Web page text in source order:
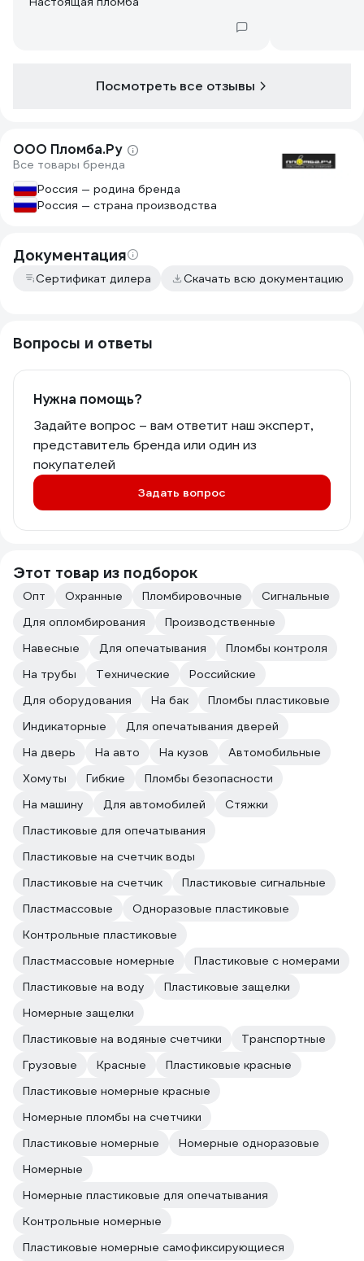
Посмотреть все отзывы
ООО Пломба.Ру
Все товары бренда
Россия — родина бренда
Россия — страна производства
Документация
Сертификат дилера Скачать всю документацию
Вопросы и ответы
Нужна помощь?
Задайте вопрос – вам ответит наш эксперт,
представитель бренда или один из
покупателей
Задать вопрос
Этот товар из подборок
Опт Охранные Пломбировочные
Сигнальные
Для опломбирования
Производственные
Навесные
Для опечатывания
Пломбы контроля
На трубы
Технические
Российские
Для оборудования
На бак
Пломбы пластиковые
Индикаторные
Для опечатывания дверей
На дверь
На авто На кузов
Автомобильные
Хомуты
Гибкие
Пломбы безопасности
На машину
Для автомобилей
Стяжки
Пластиковые для опечатывания
Пластиковые на счетчик воды
Пластиковые на счетчик
Пластиковые сигнальные
Пластмассовые
Одноразовые пластиковые
Контрольные пластиковые
Пластмассовые номерные
Пластиковые с номерами
Пластиковые на воду
Пластиковые защелки
Номерные защелки
Пластиковые на водяные счетчики
Транспортные
Грузовые
Красные
Пластиковые красные
Пластиковые номерные красные
Номерные пломбы на счетчики
Пластиковые номерные
Номерные одноразовые
Номерные
Номерные пластиковые для опечатывания
Контрольные номерные
Пластиковые номерные самофиксирующиеся